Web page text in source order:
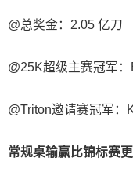
@总奖金：2.05 亿刀
@25K超级主赛冠军
@Triton邀请赛冠军：
常规桌输赢比锦标赛